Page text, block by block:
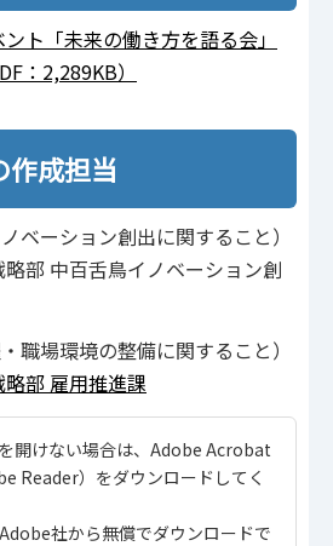
ト「未来の働き方を語る会」
：2,289KB）
作成担当
ベーション創出に関すること）
部 中百舌鳥イノベーション創
職場環境の整備に関すること）
部 雇用推進課
開けない場合は、Adobe Acrobat
Reader）をダウンロードしてく
社から無償でダウンロードで